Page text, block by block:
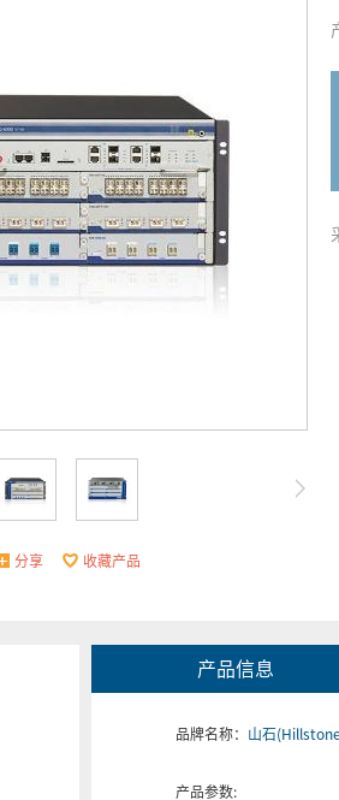
分享 收藏产品
产品信息
品牌名称： 山石
产品参数: